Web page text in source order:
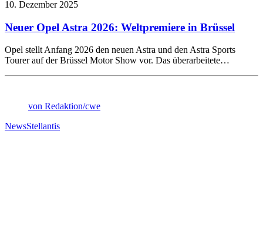
10. Dezember 2025
Neuer Opel Astra 2026: Weltpremiere in Brüssel
Opel stellt Anfang 2026 den neuen Astra und den Astra Sports
Tourer auf der Brüssel Motor Show vor. Das überarbeitete…
von Redaktion/cwe
NewsStellantis